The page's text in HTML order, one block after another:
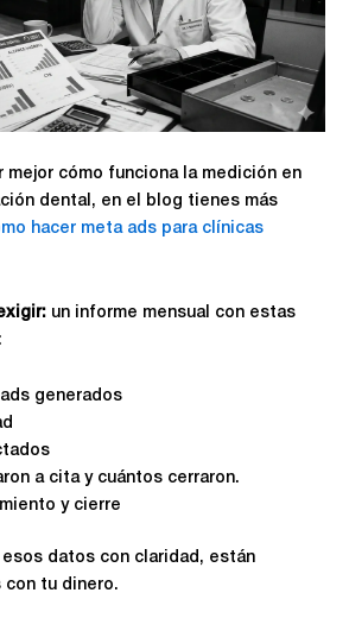
mejor cómo funciona la medición en
dental, en el blog tienes más
hacer meta ads para clínicas
un informe mensual con estas
generados
a cita y cuántos cerraron.
y cierre
datos con claridad, están
con tu dinero.